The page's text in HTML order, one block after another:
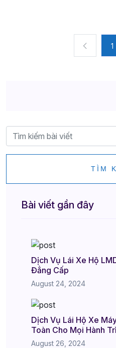
1
TÌM
Bài viết gần đây
Dịch Vụ Lái Xe Hộ
Đẳng Cấp
August 24, 2024
Dịch Vụ Lái Hộ Xe
Toàn Cho Mọi Hành
August 26, 2024